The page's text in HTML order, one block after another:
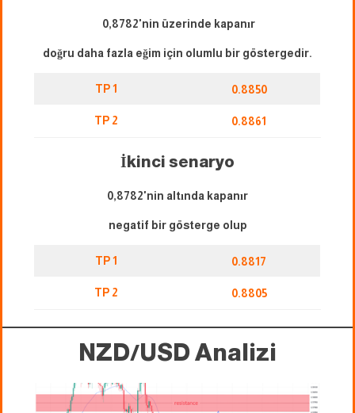
0,8782'nin üzerinde kapanır
doğru daha fazla eğim için olumlu bir göstergedir.
TP 1 0.8850
TP 2 0.8861
İkinci senaryo
0,8782'nin altında kapanır
negatif bir gösterge olup
TP 1 0.8817
TP 2 0.8805
NZD/USD Analizi